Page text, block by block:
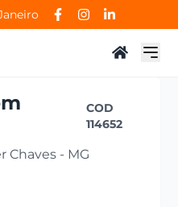
COD
114652
Chaves - MG